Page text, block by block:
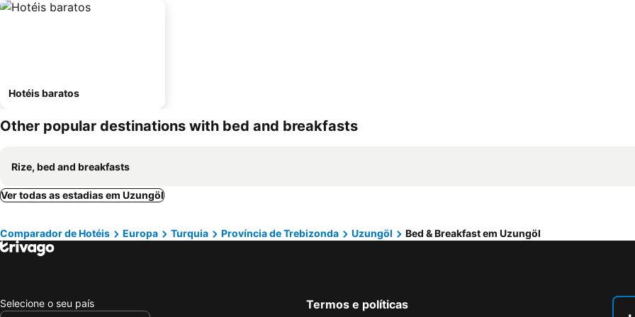
Hotéis baratos
Other popular destinations with bed and breakfasts
Rize, bed and breakfasts
Ver todas as estadias em Uzungöl
Comparador de Hotéis Europa Turquia Província de Trebizonda Uzungöl Bed & Breakfast em Uzungöl
Selecione o seu país Termos e políticas